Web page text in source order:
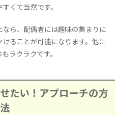
くて当然です。
ら、配偶者には趣味の集まりに
ることが可能になります。他に
ラクラクです。
たい！アプローチの方
法